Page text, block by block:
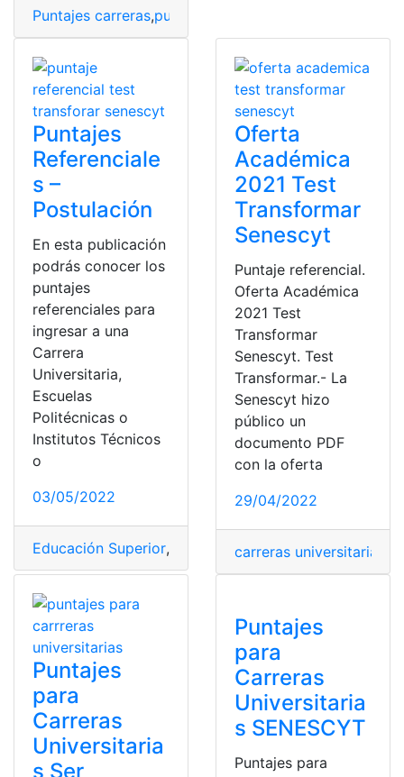
Puntajes carreras,puntajes referenciales
Puntajes
Referenciale
s –
Postulación
En esta publicación
podrás conocer los
puntajes
referenciales para
ingresar a una
Carrera
Universitaria,
Escuelas
Politécnicas o
Institutos Técnicos
o
03/05/2022
Educación Superior, ingreso universidad,
Oferta
Académica
2021 Test
Transformar
Senescyt
Puntaje referencial.
Oferta Académica
2021 Test
Transformar
Senescyt. Test
Transformar.- La
Senescyt hizo
público un
documento PDF
con la oferta
29/04/2022
carreras universitarias
Puntajes
para
Carreras
Universitaria
s Ser
Puntajes
para
Carreras
Universitaria
s SENESCYT
Puntajes para